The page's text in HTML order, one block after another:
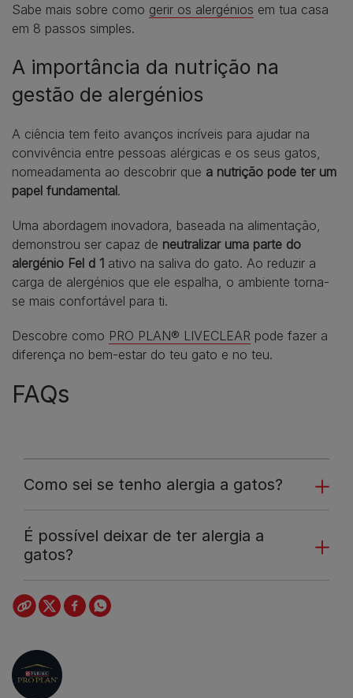
Sabe mais sobre como gerir os alergénios em tua casa
em 8 passos simples.
A importância da nutrição na
gestão de alergénios
A ciência tem feito avanços incríveis para ajudar na
convivência entre pessoas alérgicas e os seus gatos,
nomeadamenta ao descobrir que a nutrição pode ter um
papel fundamental.
Uma abordagem inovadora, baseada na alimentação,
demonstrou ser capaz de neutralizar uma parte do
alergénio Fel d 1 ativo na saliva do gato. Ao reduzir a
carga de alergénios que ele espalha, o ambiente torna-
se mais confortável para ti.
Descobre como PRO PLAN® LIVECLEAR pode fazer a
diferença no bem-estar do teu gato e no teu.
FAQs
Como sei se tenho alergia a gatos?
É possível deixar de ter alergia a
gatos?